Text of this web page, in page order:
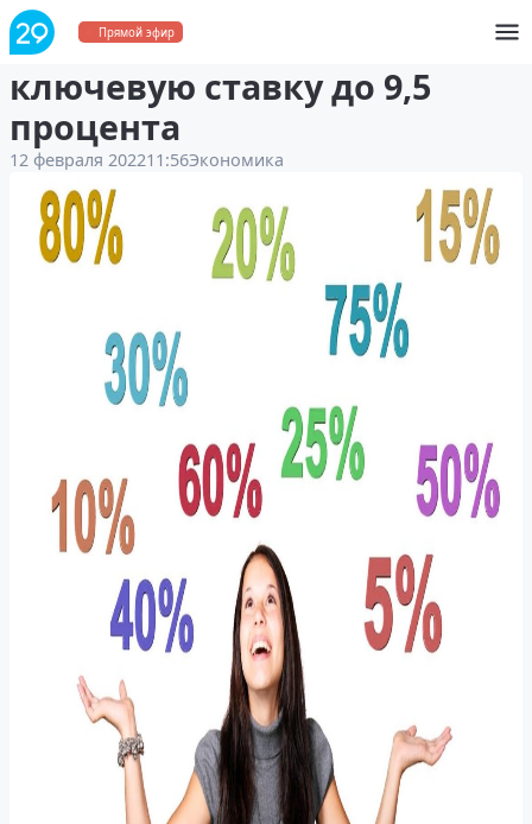
Прямой эфир
Банк России повысил
ключевую ставку до 9,5
процента
12 февраля 202211:56Экономика